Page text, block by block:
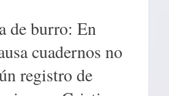
de burro: En
cuadernos no
registro de